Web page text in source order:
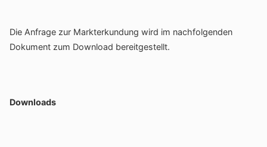
Die Anfrage zur Markt­er­kun­dung wird im nach­fol­genden
Doku­ment zum Down­load bereitgestellt.
Down­loads